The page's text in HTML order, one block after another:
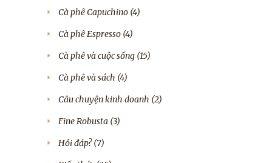
Cà phê Capuchino (4)
Cà phê Espresso (4)
Cà phê và cuộc sống (15)
Cà phê và sách (4)
Câu chuyện kinh doanh (2)
Fine Robusta (3)
Hỏi đáp?(7)